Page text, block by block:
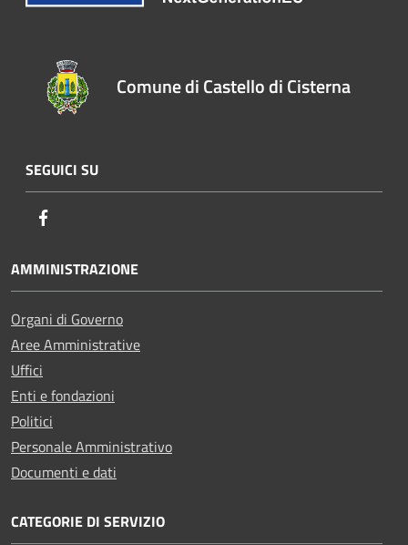
Comune di Castello di Cisterna
SEGUICI SU
AMMINISTRAZIONE
Organi di Governo
Aree Amministrative
Uffici
Enti e fondazioni
Politici
Personale Amministrativo
Documenti e dati
CATEGORIE DI SERVIZIO